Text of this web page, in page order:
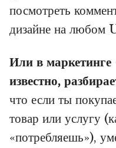
посмотреть
дизайне на любом
Или в
известно,
что если ты
товар или услугу
«потребляешь»),